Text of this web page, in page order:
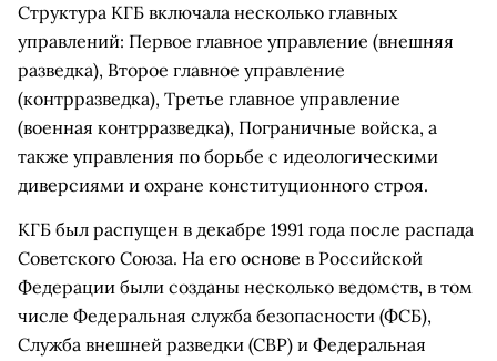
Структура КГБ включала несколько главных
управлений: Первое главное управление (внешняя
разведка), Второе главное управление
(контрразведка), Третье главное управление
(военная контрразведка), Пограничные войска, а
также управления по борьбе с идеологическими
диверсиями и охране конституционного строя.
КГБ был распущен в декабре 1991 года после распада
Советского Союза. На его основе в Российской
Федерации были созданы несколько ведомств, в том
числе Федеральная служба безопасности (ФСБ),
Служба внешней разведки (СВР) и Федеральная